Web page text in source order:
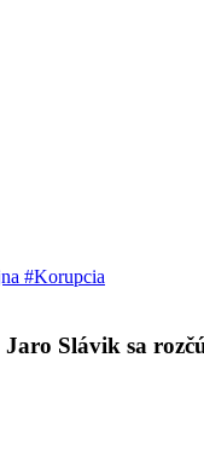
#Korupcia
Slávik sa